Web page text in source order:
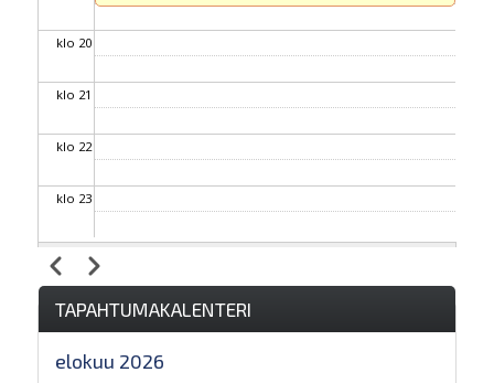
klo 20
klo 21
klo 22
klo 23
Sivutus
EdellinenSeuraava
TAPAHTUMAKALENTERI
elokuu 2026